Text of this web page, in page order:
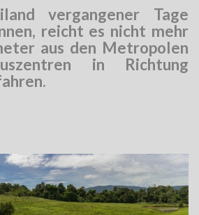
vergangener Tage
reicht es nicht mehr
aus den Metropolen
in Richtung